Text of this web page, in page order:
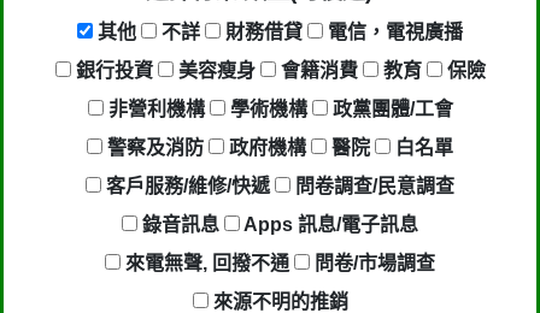
其他 不詳 財務借貸
電信，電視廣播
銀行投資
美容瘦身 會籍消費 教育
保險
非營利機構
學術機構
政黨團體/工會
警察及消防
政府機構 醫院
白名單
客戶服務/維修/快遞
問卷調查/民意調查
錄音訊息
Apps 訊息/電子訊息
來電無聲, 回撥不通
問卷/市場調查
來源不明的推銷